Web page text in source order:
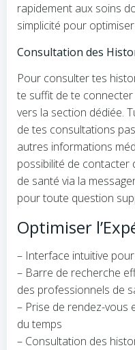
rapidement aux soins
simplicité pour
Consultation des
Pour consulter tes
te suffit de te
vers la section dédiée.
de tes consultations
autres informations
possibilité de contacter
de santé via la
pour toute question
Optimiser
– Interface intuitive
– Barre de recherche
des professionnels de
– Prise de rendez-vous
du temps
– Consultation des